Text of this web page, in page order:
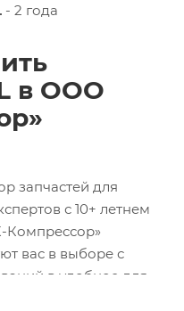
- 2 года
в ООО
запчастей для
с 10+ летнем
Компрессор»
вас в выборе с
в удобное для